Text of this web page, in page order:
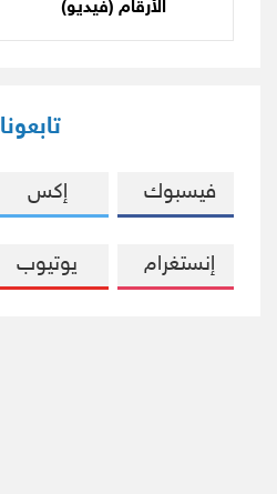
الأرقام (فيديو)
تابعونا
فيسبوك إكس
إنستغرام يوتيوب